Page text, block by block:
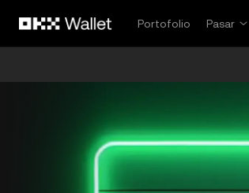
Portofolio
Pasar